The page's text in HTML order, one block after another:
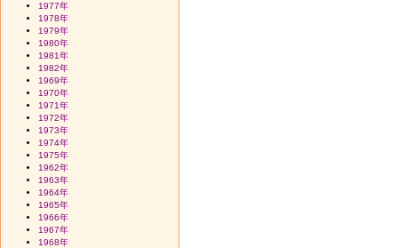
1977年
1978年
1979年
1980年
1981年
1982年
1969年
1970年
1971年
1972年
1973年
1974年
1975年
1962年
1963年
1964年
1965年
1966年
1967年
1968年